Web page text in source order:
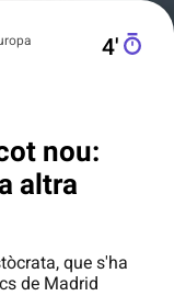
4′
nou:
altra
que s'ha
de Madrid